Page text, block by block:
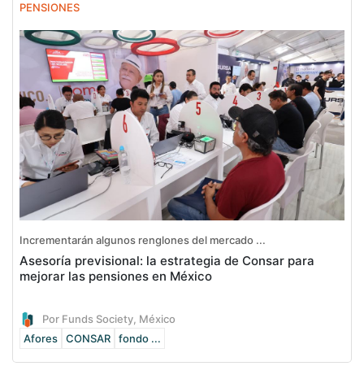
PENSIONES
Incrementarán algunos renglones del mercado ...
Asesoría previsional: la estrategia de Consar para
mejorar las pensiones en México
Por Funds Society, México
Afores
CONSAR fondo ...